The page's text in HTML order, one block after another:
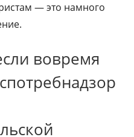
— это намного
вовремя